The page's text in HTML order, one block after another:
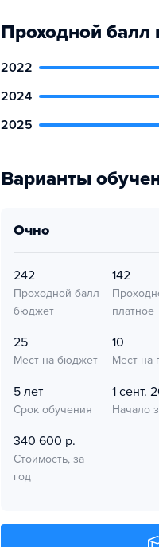
Проходной
2022
2024
2025
Варианты
очно
242
Проходной балл
бюджет
142
платное
25
Мест на бюджет
10
Мест на
5 лет
Срок обучения
1 сент.
Начало
340 600 р.
Стоимость, за
год